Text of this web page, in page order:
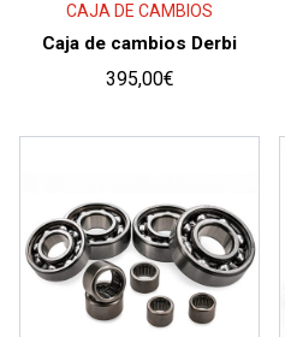
CAJA DE CAMBIOS
Caja de cambios Derbi
395,00€